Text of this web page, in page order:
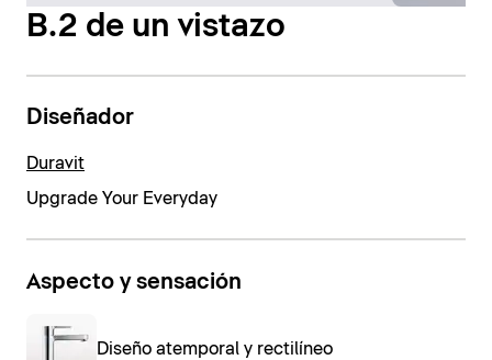
B.2 de un vistazo
Diseñador
Duravit
Upgrade Your Everyday
Aspecto y sensación
Diseño atemporal y rectilíneo